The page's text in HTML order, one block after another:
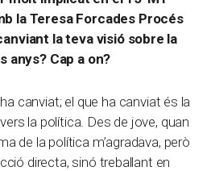
la Teresa Forcades Procés
la teva visió sobre la
anys? Cap a on?
canviat; el que ha canviat és la
la política. Des de jove, quan
de la política m’agradava, però
directa, sinó treballant en